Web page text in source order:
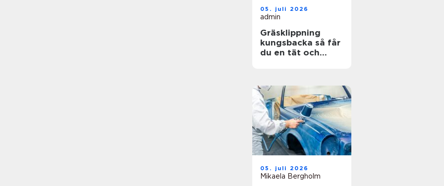
05. juli 2026
admin
Gräsklippning
kungsbacka så får
du en tät och
05. juli 2026
Mikaela Bergholm